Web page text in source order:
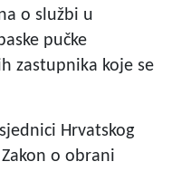
o službi u
pučke
zastupnika koje se
Hrvatskog
o obrani